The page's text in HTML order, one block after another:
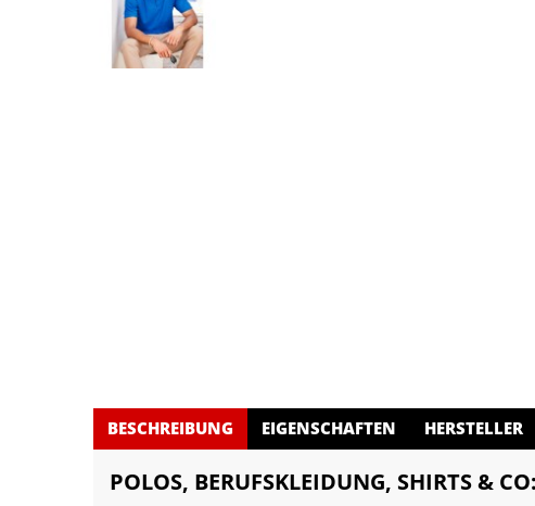
BESCHREIBUNG EIGENSCHAFTEN HERSTELLER
POLOS, BERUFSKLEIDUNG, SHIRTS &